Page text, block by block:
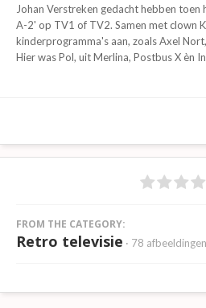
Johan Verstreken gedacht hebben toen
A-2' op TV1 of TV2. Samen met clown
kinderprogramma's aan, zoals Axel
Hier was Pol, uit Merlina, Postbus X èn
FROM THE CATEGORY:
Retro televisie · 78 afbeeldingen